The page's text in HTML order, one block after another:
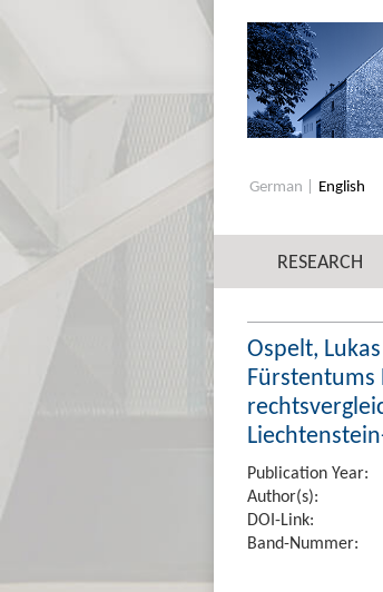
German English
RESEARCH
Ospelt,
Fürstentums
Publication Year:
Author(s):
DOI-Link:
Band-Nummer: